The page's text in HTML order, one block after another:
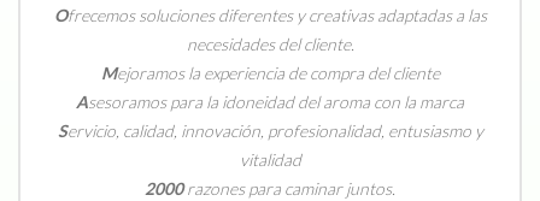
Ofrecemos soluciones diferentes y creativas adaptadas a las
necesidades del cliente.
Mejoramos la experiencia de compra del cliente
Asesoramos para la idoneidad del aroma con la marca
Servicio, calidad, innovación, profesionalidad, entusiasmo y
vitalidad
2000razones para caminar juntos.